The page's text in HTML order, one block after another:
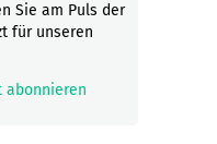
Sie am Puls der
für unseren
abonnieren